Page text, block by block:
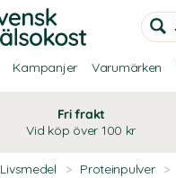
Kampanjer Varumärken
Fri frakt
Vid köp över 100 kr
Livsmedel > Proteinpulver >